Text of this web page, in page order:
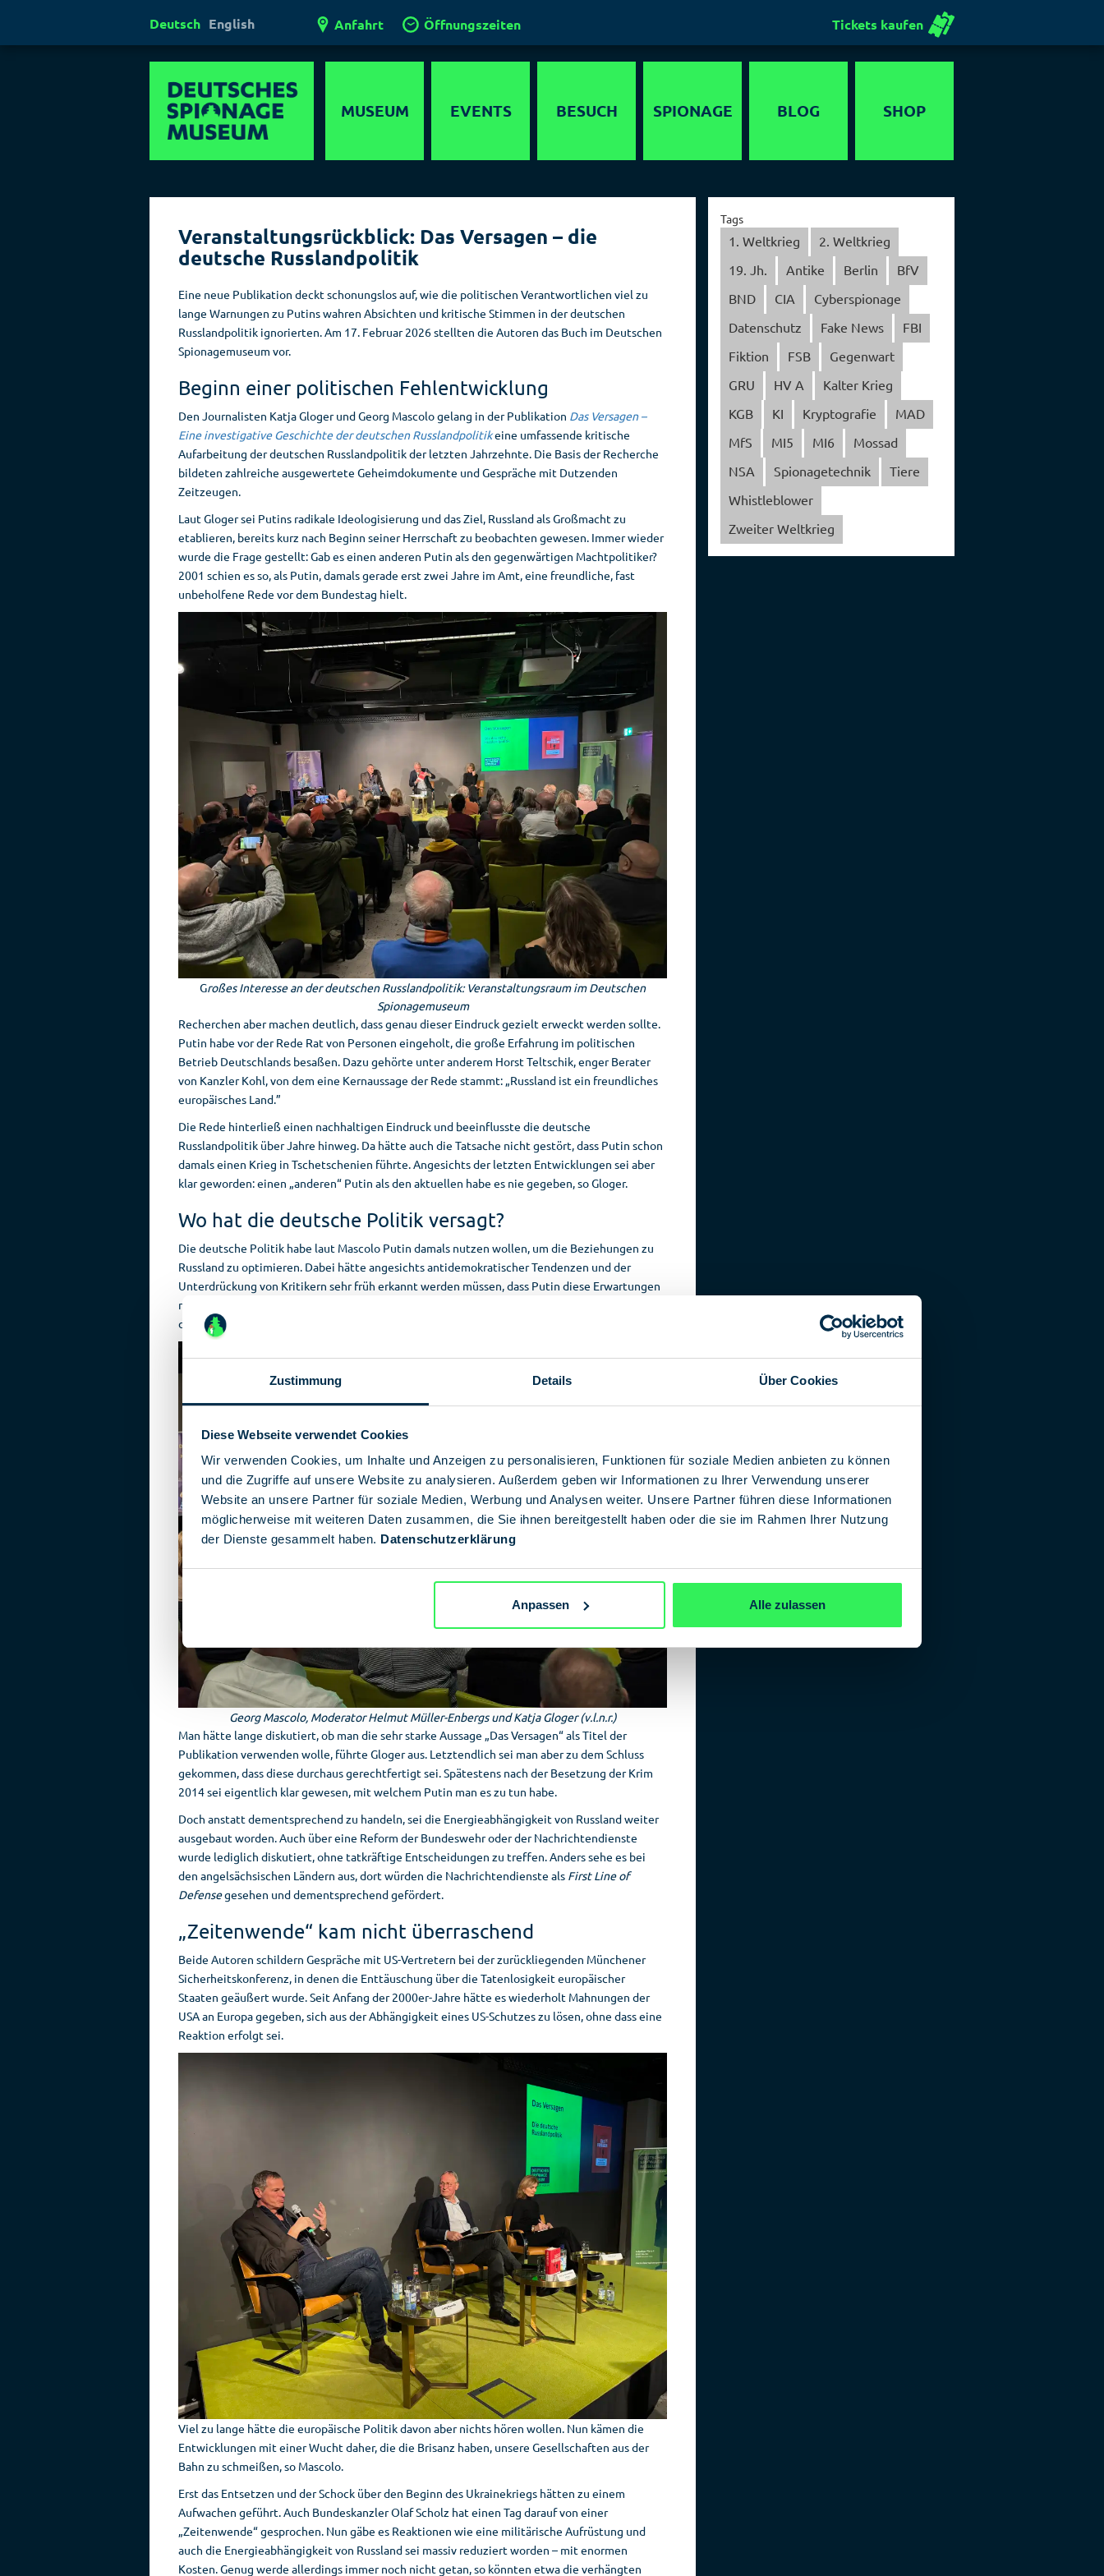
Zustimmung Details Über Cookies
Diese Webseite verwendet Cookies
Wir verwenden Cookies, um Inhalte und Anzeigen zu personalisieren, Funktionen für soziale Medien anbieten zu können
und die Zugriffe auf unsere Website zu analysieren. Außerdem geben wir Informationen zu Ihrer Verwendung unserer
Website an unsere Partner für soziale Medien, Werbung und Analysen weiter. Unsere Partner führen diese Informationen
möglicherweise mit weiteren Daten zusammen, die Sie ihnen bereitgestellt haben oder die sie im Rahmen Ihrer Nutzung
der Dienste gesammelt haben. Datenschutzerklärung
Anpassen Alle zulassen
Deutsch English Anfahrt Öffnungszeiten Tickets kaufen
MUSEUM
Außergewöhnliche
Museen in Berlin
Geschichte
Laserparcours
EVENTS BESUCH
Führungen
Kinder im
Spionagemuseum
Kinder­
SPIONAGE
Geheimdienste
BLOG SHOP
Tags
1. Weltkrieg
2. Weltkrieg
19. Jh.
Antike Berlin
BfV
BND
CIA
Cyberspionage
Datenschutz
Fake News
FBI
Fiktion
FSB
Gegenwart
GRU
HV A
Kalter Krieg
KGB
KI Kryptografie
MAD
MfS
MI5 MI6
Mossad
NSA
Spionagetechnik
Tiere
Whistleblower
Zweiter Weltkrieg
Veranstaltungsrückblick: Das Versagen – die
deutsche Russlandpolitik
Eine neue Publikation deckt schonungslos auf, wie die politischen Verantwortlichen viel zu
lange Warnungen zu Putins wahren Absichten und kritische Stimmen in der deutschen
Russlandpolitik ignorierten. Am 17. Februar 2026 stellten die Autoren das Buch im Deutschen
Spionagemuseum vor.
Beginn einer politischen Fehlentwicklung
Den Journalisten Katja Gloger und Georg Mascolo gelang in der Publikation Das Versagen –
Eine investigative Geschichte der deutschen Russlandpolitikeine umfassende kritische
Aufarbeitung der deutschen Russlandpolitik der letzten Jahrzehnte. Die Basis der Recherche
bildeten zahlreiche ausgewertete Geheimdokumente und Gespräche mit Dutzenden
Zeitzeugen.
Laut Gloger sei Putins radikale Ideologisierung und das Ziel, Russland als Großmacht zu
etablieren, bereits kurz nach Beginn seiner Herrschaft zu beobachten gewesen. Immer wieder
wurde die Frage gestellt: Gab es einen anderen Putin als den gegenwärtigen Machtpolitiker?
2001 schien es so, als Putin, damals gerade erst zwei Jahre im Amt, eine freundliche, fast
unbeholfene Rede vor dem Bundestag hielt.
Großes Interesse an der deutschen Russlandpolitik: Veranstaltungsraum im Deutschen
Spionagemuseum
Recherchen aber machen deutlich, dass genau dieser Eindruck gezielt erweckt werden sollte.
Putin habe vor der Rede Rat von Personen eingeholt, die große Erfahrung im politischen
Betrieb Deutschlands besaßen. Dazu gehörte unter anderem Horst Teltschik, enger Berater
von Kanzler Kohl, von dem eine Kernaussage der Rede stammt: „Russland ist ein freundliches
europäisches Land.”
Die Rede hinterließ einen nachhaltigen Eindruck und beeinflusste die deutsche
Russlandpolitik über Jahre hinweg. Da hätte auch die Tatsache nicht gestört, dass Putin schon
damals einen Krieg in Tschetschenien führte. Angesichts der letzten Entwicklungen sei aber
klar geworden: einen „anderen“ Putin als den aktuellen habe es nie gegeben, so Gloger.
Wo hat die deutsche Politik versagt?
Die deutsche Politik habe laut Mascolo Putin damals nutzen wollen, um die Beziehungen zu
Russland zu optimieren. Dabei hätte angesichts antidemokratischer Tendenzen und der
Unterdrückung von Kritikern sehr früh erkannt werden müssen, dass Putin diese Erwartungen
nicht erfüllen würde. Bis zum Beginn des Ukrainekriegs jedoch seien die Konsequenzen der
deutschen Politik viel zu schwach ausgefallen.
Georg Mascolo, Moderator Helmut Müller-Enbergs und Katja Gloger (v.l.n.r.)
Man hätte lange diskutiert, ob man die sehr starke Aussage „Das Versagen“ als Titel der
Publikation verwenden wolle, führte Gloger aus. Letztendlich sei man aber zu dem Schluss
gekommen, dass diese durchaus gerechtfertigt sei. Spätestens nach der Besetzung der Krim
2014 sei eigentlich klar gewesen, mit welchem Putin man es zu tun habe.
Doch anstatt dementsprechend zu handeln, sei die Energieabhängigkeit von Russland weiter
ausgebaut worden. Auch über eine Reform der Bundeswehr oder der Nachrichtendienste
wurde lediglich diskutiert, ohne tatkräftige Entscheidungen zu treffen. Anders sehe es bei
den angelsächsischen Ländern aus, dort würden die Nachrichtendienste als First Line of
Defensegesehen und dementsprechend gefördert.
„Zeitenwende“ kam nicht überraschend
Beide Autoren schildern Gespräche mit US-Vertretern bei der zurückliegenden Münchener
Sicherheitskonferenz, in denen die Enttäuschung über die Tatenlosigkeit europäischer
Staaten geäußert wurde. Seit Anfang der 2000er-Jahre hätte es wiederholt Mahnungen der
USA an Europa gegeben, sich aus der Abhängigkeit eines US-Schutzes zu lösen, ohne dass eine
Reaktion erfolgt sei.
Viel zu lange hätte die europäische Politik davon aber nichts hören wollen. Nun kämen die
Entwicklungen mit einer Wucht daher, die die Brisanz haben, unsere Gesellschaften aus der
Bahn zu schmeißen, so Mascolo.
Erst das Entsetzen und der Schock über den Beginn des Ukrainekriegs hätten zu einem
Aufwachen geführt. Auch Bundeskanzler Olaf Scholz hat einen Tag darauf von einer
„Zeitenwende“ gesprochen. Nun gäbe es Reaktionen wie eine militärische Aufrüstung und
auch die Energieabhängigkeit von Russland sei massiv reduziert worden – mit enormen
Kosten. Genug werde allerdings immer noch nicht getan, so könnten etwa die verhängten